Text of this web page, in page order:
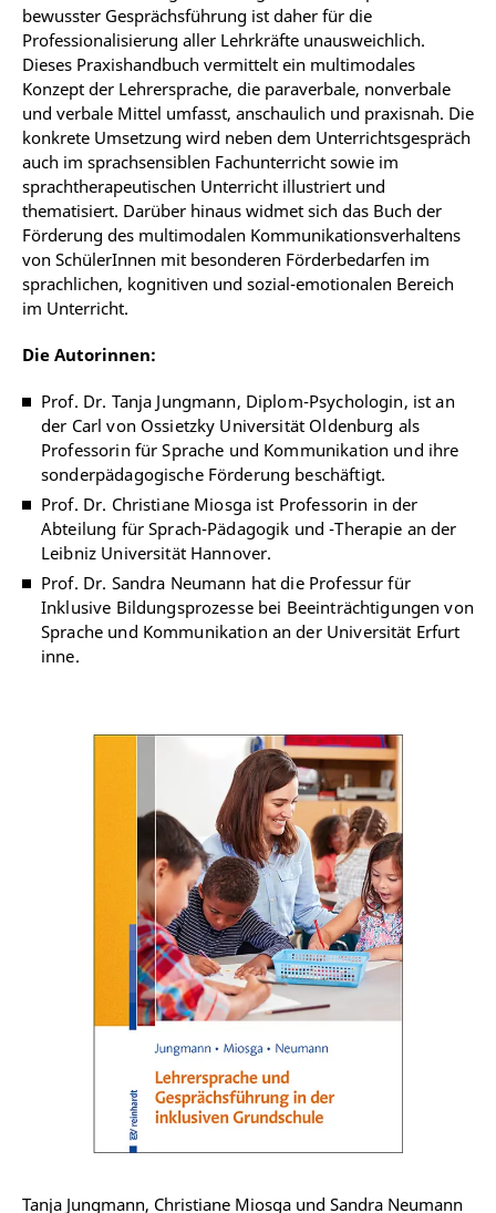
bewusster Gesprächsführung ist daher für die
Professionalisierung aller Lehrkräfte unausweichlich.
Dieses Praxishandbuch vermittelt ein multimodales
Konzept der Lehrersprache, die paraverbale, nonverbale
und verbale Mittel umfasst, anschaulich und praxisnah. Die
konkrete Umsetzung wird neben dem Unterrichtsgespräch
auch im sprachsensiblen Fachunterricht sowie im
sprachtherapeutischen Unterricht illustriert und
thematisiert. Darüber hinaus widmet sich das Buch der
Förderung des multimodalen Kommunikationsverhaltens
von SchülerInnen mit besonderen Förderbedarfen im
sprachlichen, kognitiven und sozial-emotionalen Bereich
im Unterricht.
Die Autorinnen:
Prof. Dr. Tanja Jungmann, Diplom-Psychologin, ist an
der Carl von ­Ossietzky Universität Oldenburg als
Professorin für Sprache und Kommunikation und ihre
sonderpädagogische Förderung beschäftigt.
Prof. Dr. Christiane Miosga ist Professorin in der
Abteilung für Sprach-Pädagogik und -Therapie an der
Leibniz Universität Hannover.
Prof. Dr. Sandra Neumann hat die Professur für
Inklusive Bildungsprozesse bei Beeinträchtigungen von
Sprache und Kommunikation an der Universität Erfurt
inne.
Tanja Jungmann, Christiane Miosga und Sandra Neumann